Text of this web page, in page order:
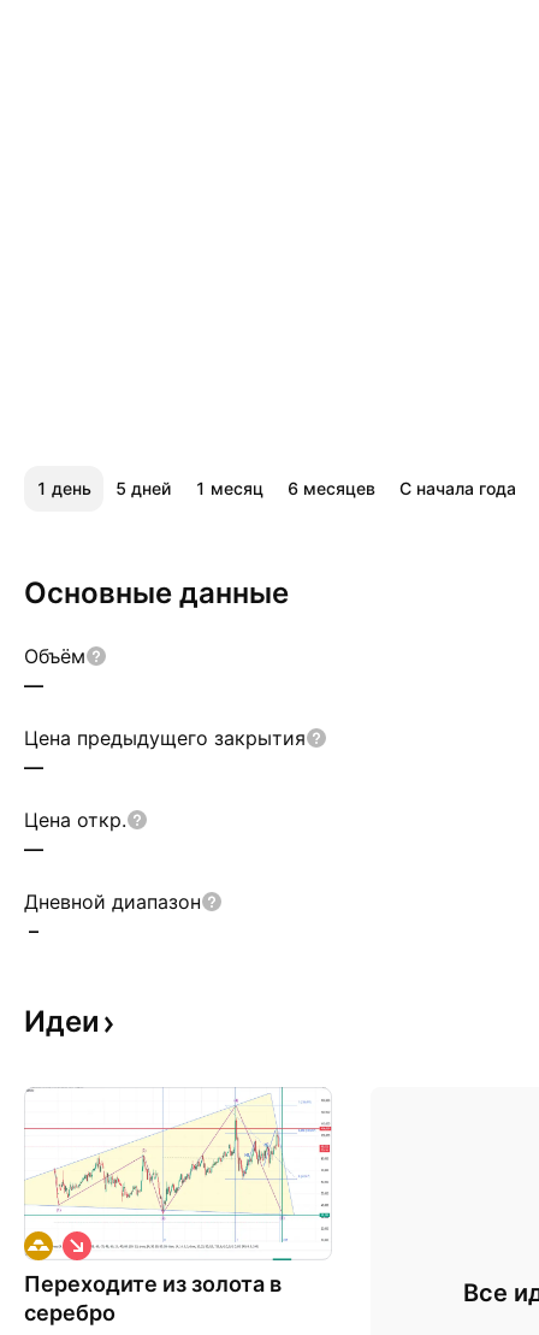
1 день 5 дней 1 месяц 6 месяцев С начала года
Основные данные
Объём
—
Цена предыдущего закрытия
—
Цена откр.
—
Дневной диапазон
–
Идеи
Переходите из золота в
серебро
К
о
р
т
Все